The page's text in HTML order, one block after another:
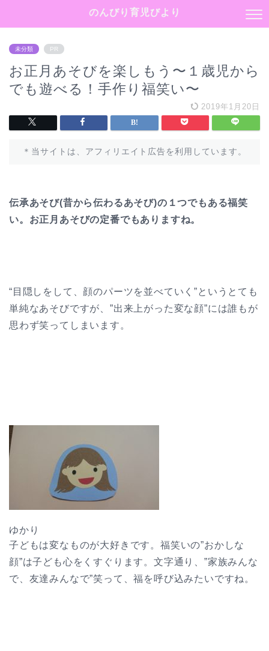
のんびり育児びより
未分類 PR
お正月あそびを楽しもう〜１歳児から
でも遊べる！手作り福笑い〜
2019年1月20日
＊当サイトは、アフィリエイト広告を利用しています。
伝承あそび(昔から伝わるあそび)の１つでもある福笑
い。お正月あそびの定番でもありますね。
“目隠しをして、顔のパーツを並べていく”というとても
単純なあそびですが、”出来上がった変な顔”には誰もが
思わず笑ってしまいます。
ゆかり
子どもは変なものが大好きです。福笑いの”おかしな
顔”は子ども心をくすぐります。文字通り、 ”家族みんな
で、友達みんなで”笑って、福を呼び込みたいですね。